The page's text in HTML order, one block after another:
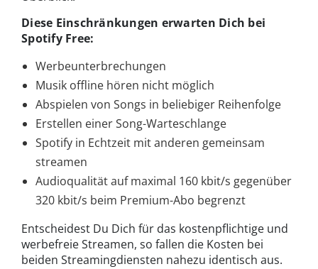
Diese Einschränkungen erwarten Dich bei
Spotify Free:
Werbeunterbrechungen
Musik offline hören nicht möglich
Abspielen von Songs in beliebiger Reihenfolge
Erstellen einer Song-Warteschlange
Spotify in Echtzeit mit anderen gemeinsam
streamen
Audioqualität auf maximal 160 kbit/s gegenüber
320 kbit/s beim Premium-Abo begrenzt
Entscheidest Du Dich für das kostenpflichtige und
werbefreie Streamen, so fallen die Kosten bei
beiden Streamingdiensten nahezu identisch aus.